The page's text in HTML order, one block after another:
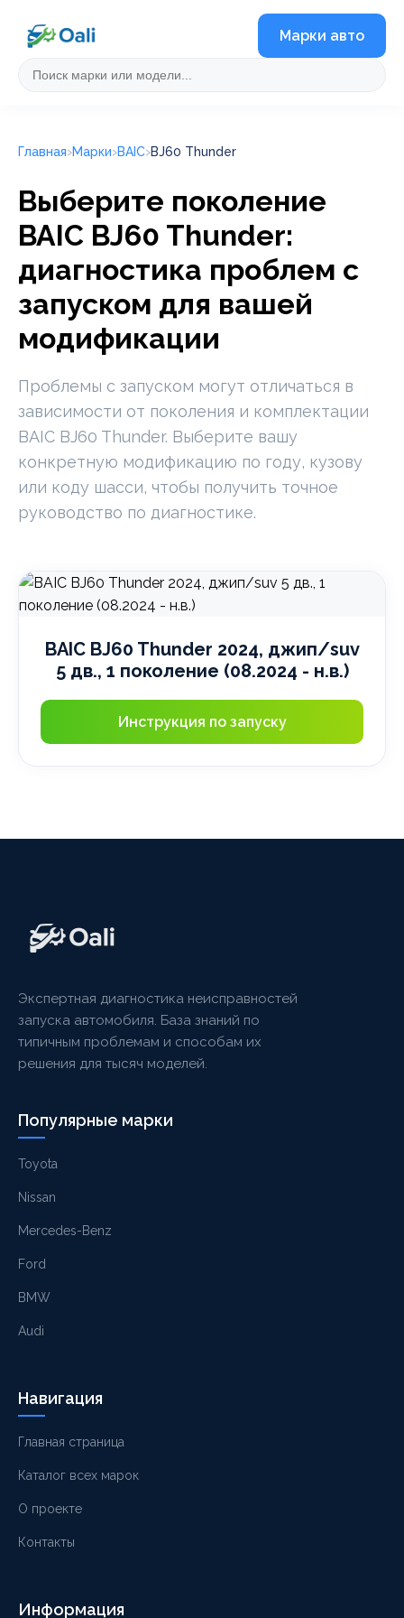
Марки авто
Главная Марки BAIC BJ60 Thunder
Выберите поколение
BAIC BJ60 Thunder:
диагностика проблем с
запуском для вашей
модификации
Проблемы с запуском могут отличаться в
зависимости от поколения и комплектации
BAIC BJ60 Thunder. Выберите вашу
конкретную модификацию по году, кузову
или коду шасси, чтобы получить точное
руководство по диагностике.
BAIC BJ60 Thunder 2024, джип/suv
5 дв., 1 поколение (08.2024 - н.в.)
Инструкция по запуску
Экспертная диагностика неисправностей
запуска автомобиля. База знаний по
типичным проблемам и способам их
решения для тысяч моделей.
Популярные марки
Toyota
Nissan
Mercedes-Benz
Ford
BMW
Audi
Навигация
Главная страница
Каталог всех марок
О проекте
Контакты
Информация